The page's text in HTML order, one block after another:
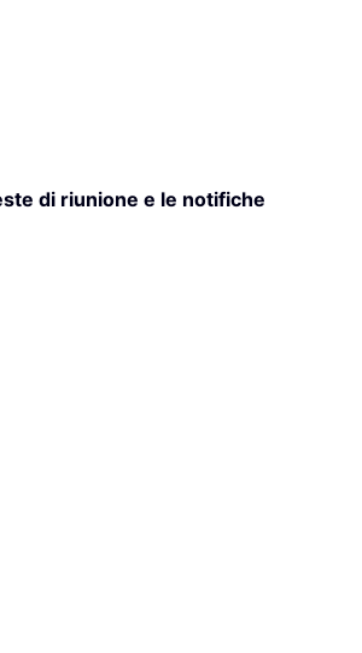
di riunione e le notifiche